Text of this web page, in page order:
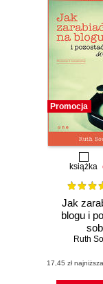
Promocja
książka
Jak
blogu i
Ruth
(17,45 zł